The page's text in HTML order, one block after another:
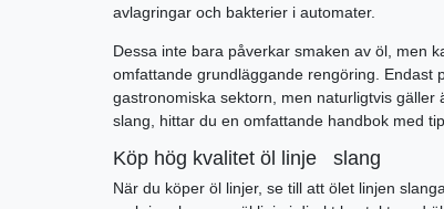
avlagringar och bakterier i automater.
Dessa inte bara påverkar smaken av öl, men
omfattande grundläggande rengöring. Endast
gastronomiska sektorn, men naturligtvis
slang, hittar du en omfattande handbok med
Köp hög kvalitet öl linje slang
När du köper öl linjer, se till att ölet linjen